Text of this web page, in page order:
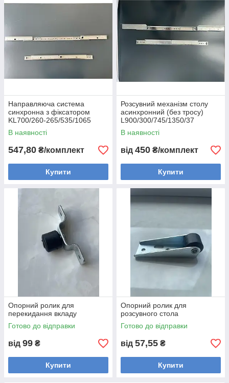
Направляюча система
синхронна з фіксатором
KL700/260-265/535/1065
В наявності
547,80 ₴/комплект
Купити
Розсувний механізм столу
асинхронний (без тросу)
L900/300/745/1350/37
В наявності
від 450 ₴/комплект
Купити
Опорний ролик для
перекидання вкладу
Готово до відправки
від 99 ₴
Купити
Опорний ролик для
розсувного стола
Готово до відправки
від 57,55 ₴
Купити